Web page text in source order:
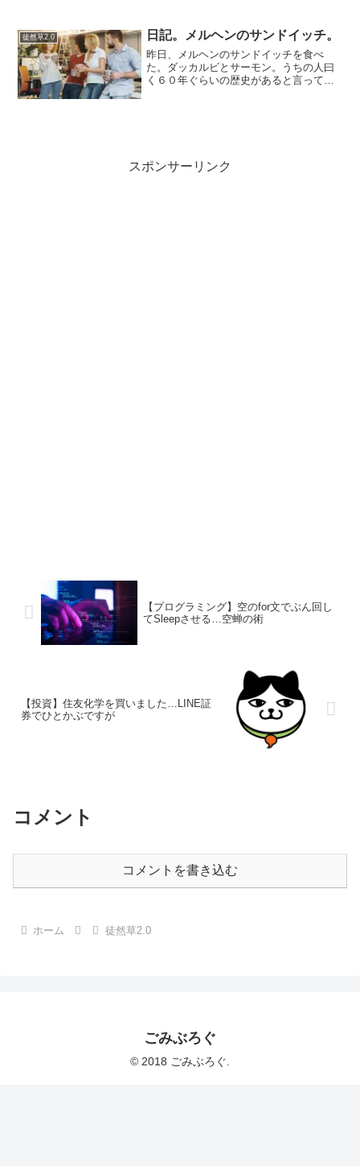
激怒しているってだけで、それ以上でも
それ以下でもありませんが...
徒然草2.0 日記。メルヘンのサンドイッチ。
昨日、メルヘンのサンドイッチを食べ
た。ダッカルビとサーモン。うちの人曰
く６０年ぐらいの歴史があると言ってい
スポンサーリンク
【プログラミング】空のfor文でぶん回し
てSleepさせる…空蝉の術
【投資】住友化学を買いました…LINE証
券でひとかぶですが
コメント
コメントを書き込む
ホーム 徒然草2.0
ごみぶろぐ
© 2018 ごみぶろぐ.